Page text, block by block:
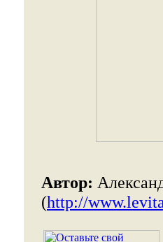
Автор:
(http://